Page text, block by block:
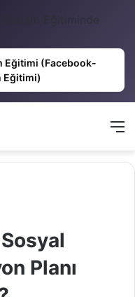
Eğitiminde
Eğitimi (Facebook-
Eğitimi)
Planı